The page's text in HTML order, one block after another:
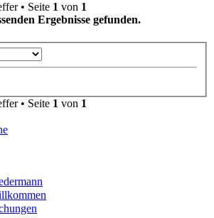
• Seite 1 von 1
Ergebnisse gefunden.
• Seite 1 von 1